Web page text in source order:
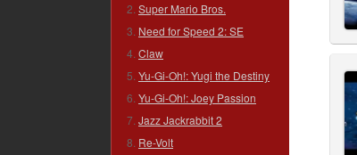
Super Mario Bros.
Need for Speed 2: SE
Claw
Yu-Gi-Oh!: Yugi the Destiny
Yu-Gi-Oh!: Joey Passion
Jazz Jackrabbit 2
Re-Volt